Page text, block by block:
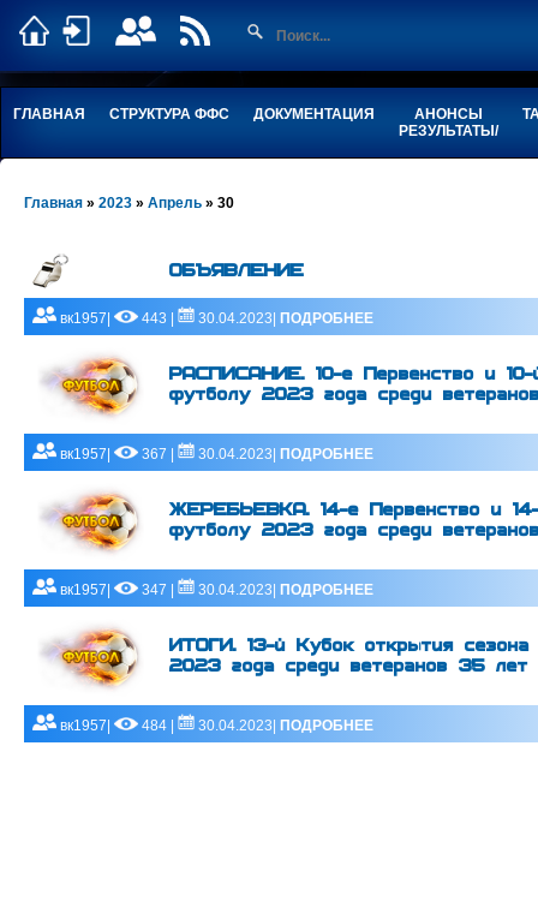
ГЛАВНАЯ СТРУКТУРА ФФС ДОКУМЕНТАЦИЯ
АНОНСЫ
РЕЗУЛЬТАТЫ/
Главная » 2023 » Апрель » 30
ОБЪЯВЛЕНИЕ
вк1957| 443 | 30.04.2023| ПОДРОБНЕЕ
РАСПИСАНИЕ. 10-е Первенство и
футболу 2023 года среди
вк1957| 367 | 30.04.2023| ПОДРОБНЕЕ
ЖЕРЕБЬЕВКА. 14-е Первенство и
футболу 2023 года среди
вк1957| 347 | 30.04.2023| ПОДРОБНЕЕ
ИТОГИ. 13-й Кубок открытия
2023 года среди ветеранов 35 лет
вк1957| 484 | 30.04.2023| ПОДРОБНЕЕ